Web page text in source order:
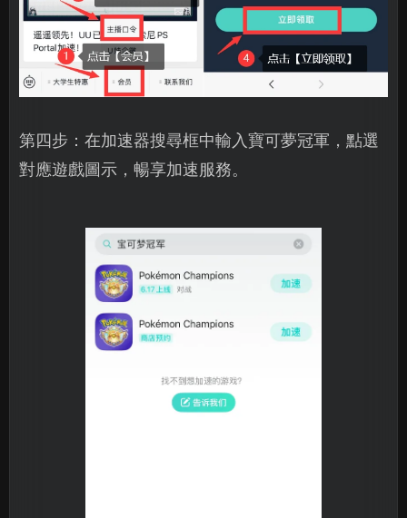
第四步：在加速器搜尋框中輸入寶可夢冠軍，點選
對應遊戲圖示，暢享加速服務。